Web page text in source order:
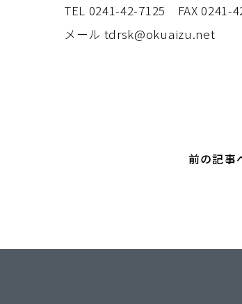
TEL 0241-42-7125 FAX 0241-
メール tdrsk@okuaizu.net
前の記事